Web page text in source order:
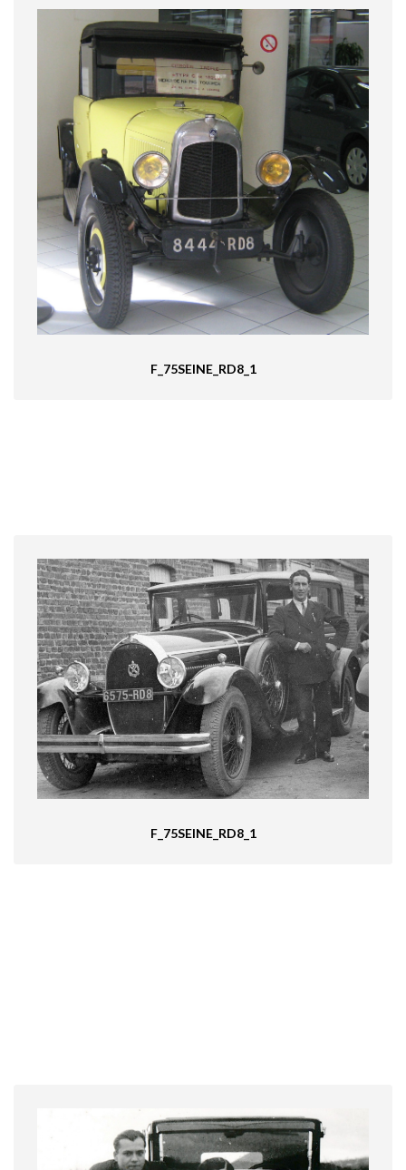
F_75SEINE_RD8_1
F_75SEINE_RD8_1